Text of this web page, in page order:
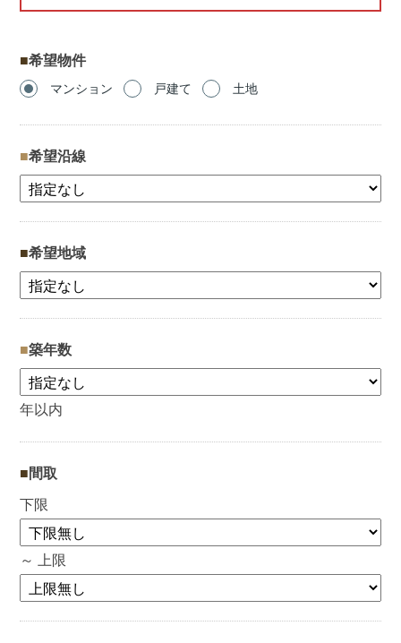
希望物件
マンション 戸建て 土地
希望沿線
希望地域
築年数
年以内
間取
下限
～ 上限